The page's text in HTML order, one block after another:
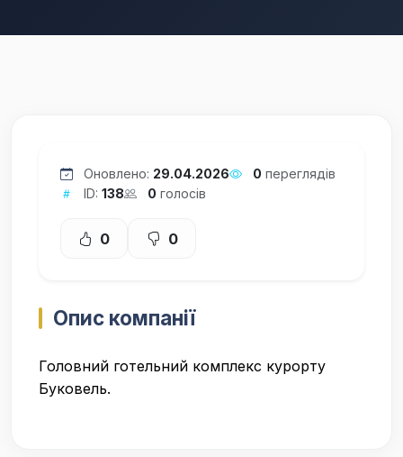
Оновлено: 29.04.2026 0 переглядів
ID: 138 0 голосів
0 0
Опис компанії
Головний готельний комплекс курорту
Буковель.